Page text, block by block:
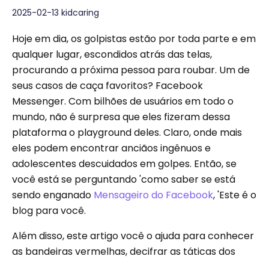
2025-02-13 kidcaring
Hoje em dia, os golpistas estão por toda parte e em
qualquer lugar, escondidos atrás das telas,
procurando a próxima pessoa para roubar. Um de
seus casos de caça favoritos? Facebook
Messenger. Com bilhões de usuários em todo o
mundo, não é surpresa que eles fizeram dessa
plataforma o playground deles. Claro, onde mais
eles podem encontrar anciãos ingênuos e
adolescentes descuidados em golpes. Então, se
você está se perguntando 'como saber se está
sendo enganado Mensageiro do Facebook, 'Este é o
blog para você.
Além disso, este artigo você o ajuda para conhecer
as bandeiras vermelhas, decifrar as táticas dos